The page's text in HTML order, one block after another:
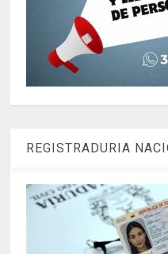
REGISTRADURIA